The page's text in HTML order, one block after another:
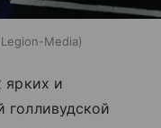
Legion-Media
ярких и
голливудской